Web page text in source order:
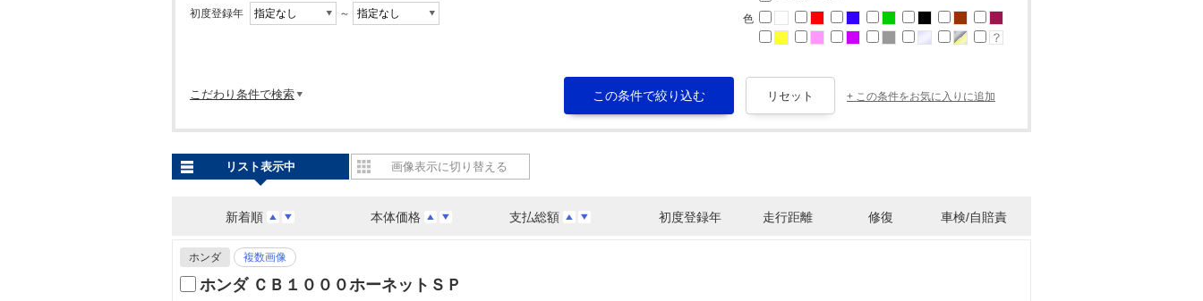
初度登録年 ～ 色
こだわり条件で検索 + この条件をお気に入りに追加
新着順 本体価格 支払総額 初度登録年 走行距離 修復 車検/自賠責
リスト表示中 画像表示に切り替える
ホンダ 複数画像
ホンダ ＣＢ１０００ホーネットＳＰ